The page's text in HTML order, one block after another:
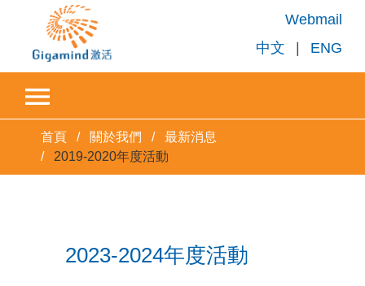
Webmail
中文
| ENG
首頁 關於我們
最新消息
2019-2020年度活動
2023-2024年度活動